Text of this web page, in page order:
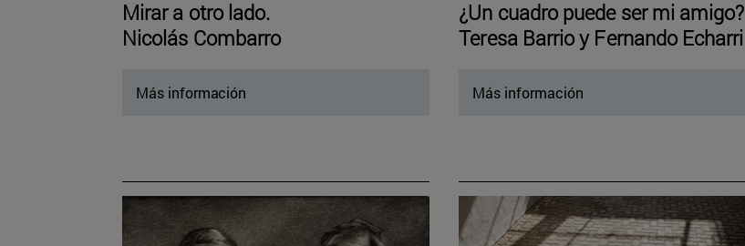
Mirar a otro lado.
Nicolás Combarro
Más información
¿Un cuadro puede ser mi amigo?
Teresa Barrio y Fernando Echarri
Más información